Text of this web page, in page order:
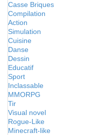
Casse Briques
Compilation
Action
Simulation
Cuisine
Danse
Dessin
Educatif
Sport
Inclassable
MMORPG
Tir
Visual novel
Rogue-Like
Minecraft-like